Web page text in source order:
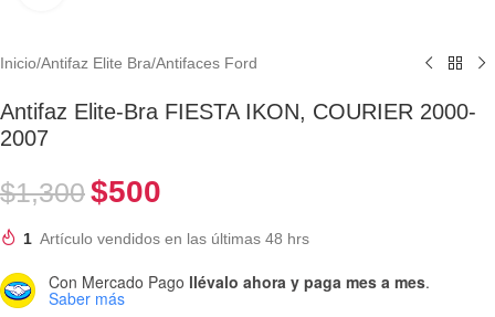
Inicio/Antifaz Elite Bra/Antifaces Ford
Antifaz Elite-Bra FIESTA IKON, COURIER 2000-
2007
$1,300$500
1 Artículo vendidos en las últimas 48 hrs
Con Mercado Pago llévalo ahora y paga mes a mes.
Saber más